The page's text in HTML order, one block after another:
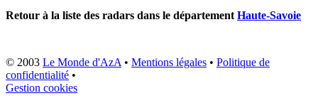
Retour à la liste des radars dans le département Haute-Savoie
© 2003 Le Monde d'AzA • Mentions légales • Politique de
confidentialité •
Gestion cookies